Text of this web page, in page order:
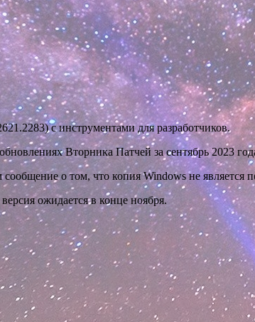
с инструментами для разработчиков.
Вторника Патчей за сентябрь 2023
о том, что копия Windows не является
ожидается в конце ноября.